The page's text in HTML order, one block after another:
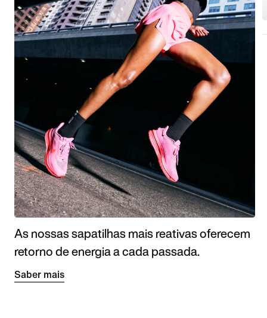
As nossas sapatilhas mais reativas oferecem
retorno de energia a cada passada.
Saber mais